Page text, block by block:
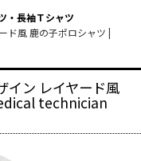
・長袖Ｔシャツ
ド風 鹿の子ポロシャツ |
イン レイヤード風
technician